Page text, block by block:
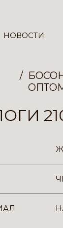
НОВОСТИ